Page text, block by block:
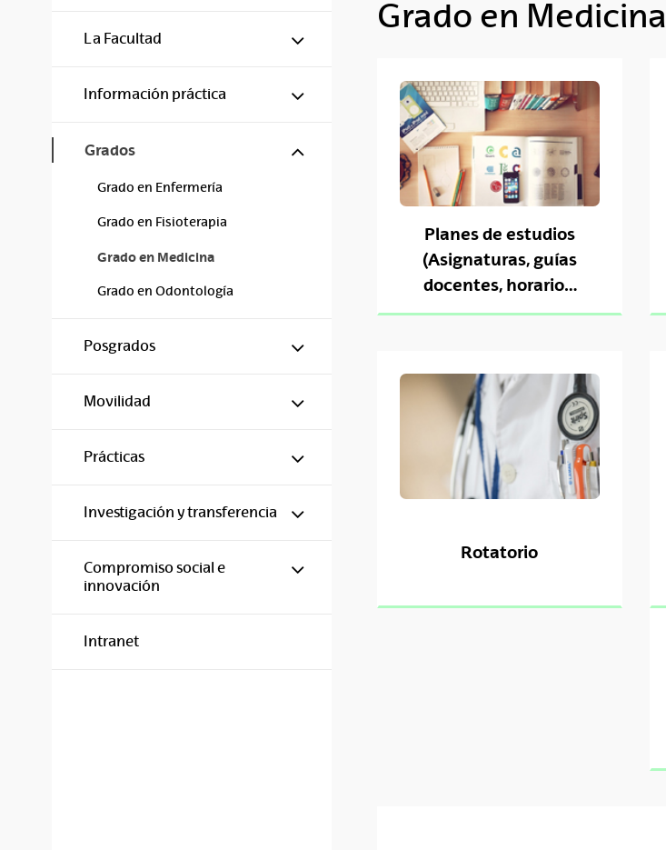
La Facultad Mostrar/ocultar subpáginas
Información práctica Mostrar/ocultar subpáginas
Grados Mostrar/ocultar subpáginas
Grado en Enfermería
Grado en Fisioterapia
Grado en Medicina
Grado en Odontología
Posgrados Mostrar/ocultar subpáginas
Movilidad Mostrar/ocultar subpáginas
Prácticas Mostrar/ocultar subpáginas
Investigación y transferencia Mostrar/ocultar subpáginas
Compromiso social e
innovación
Mostrar/ocultar subpáginas
Intranet
Grado en Medicina
Planes de estudios
(Asignaturas, guías
docentes, horarios,
profesorado,...)
Rotatorio